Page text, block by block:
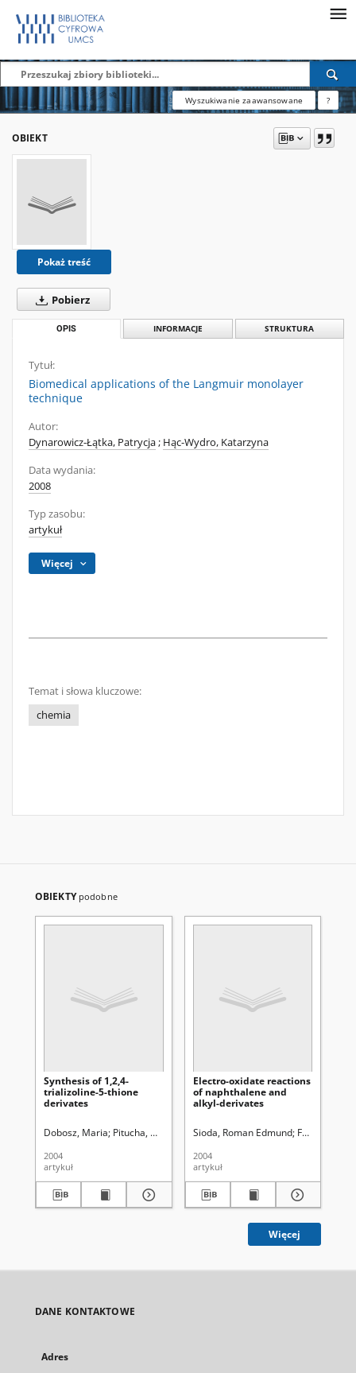
Wyszukiwanie zaawansowane ?
OBIEKT
Pokaż treść
Pobierz
OPIS INFORMACJE STRUKTURA
Tytuł:
Biomedical applications of the Langmuir monolayer
technique
Autor:
Dynarowicz-Łątka, Patrycja; Hąc-Wydro, Katarzyna
Data wydania:
2008
Typ zasobu:
artykuł
Więcej
Temat i słowa kluczowe:
chemia
OBIEKTY podobne
Synthesis of 1,2,4-
trializoline-5-thione
derivates
Dobosz, Maria Pitucha, Monika Wujec, Monika
2004
artykuł
Electro-oxidate reactions
of naphthalene and
alkyl-derivates
Sioda, Roman Edmund
2004
artykuł
Więcej
DANE KONTAKTOWE
Adres